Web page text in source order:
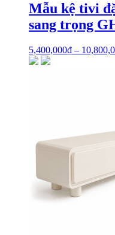
Mẫu kệ tivi
sang trọng
5,400,000₫ –